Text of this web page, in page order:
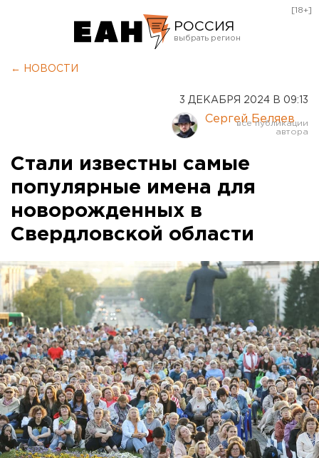
РОССИЯ
Курган
Оренбург
[18+]
← НОВОСТИ
3 ДЕКАБРЯ 2024 В 09:13
Сергей Беляев
Стали известны самые
популярные имена для
новорожденных в
Свердловской области